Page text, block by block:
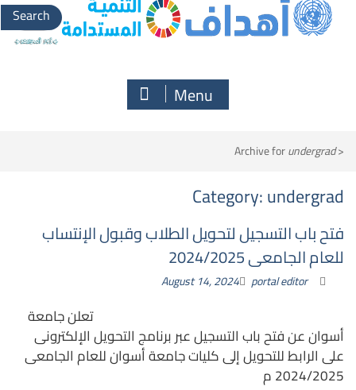
Search
for:
Menu
<
Archive forundergrad
Category:undergrad
فتح باب التسجيل لتحويل الطلاب وقبول الإنتساب
للعام الجامعى 2024/2025
August 14, 2024 portal editor
تعلن جامعة
أسوان عن فتح باب التسجيل عبر برنامج التحويل الإلكترونى
على الرابط للتحويل إلى كليات جامعة أسوان للعام الجامعى
2024/2025 م